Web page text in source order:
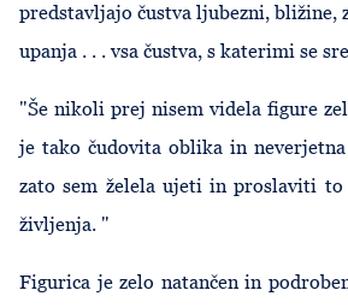
predstavljajo čustva ljubezni, bližine,
upanja . . . vsa čustva, s katerimi se
"Še nikoli prej nisem videla figure
je tako čudovita oblika in neverjetna
zato sem želela ujeti in proslaviti to
življenja. "
Figurica je zelo natančen in